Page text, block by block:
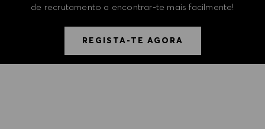
de recrutamento a encontrar-te mais facilmente!
REGISTA-TE AGORA